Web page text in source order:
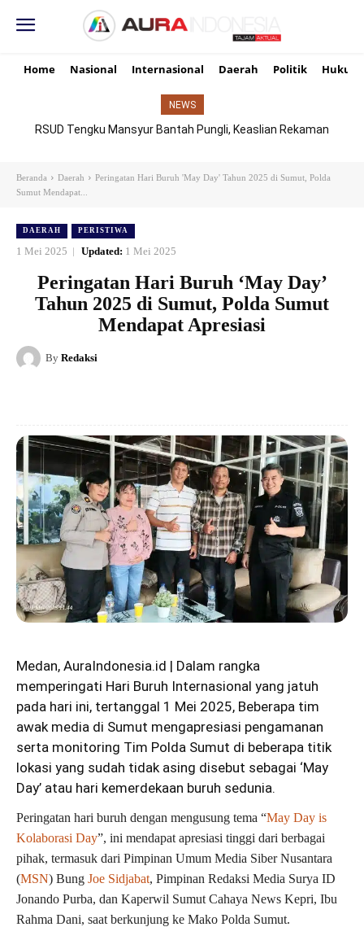
Home Nasional Internasional Daerah Politik Hukum
NEWS
RSUD Tengku Mansyur Bantah Pungli, Keaslian Rekaman
Beranda Daerah
Peringatan Hari Buruh 'May Day' Tahun 2025 di Sumut, Polda
Sumut Mendapat...
DAERAH PERISTIWA
1 Mei 2025 Updated: 1 Mei 2025
Peringatan Hari Buruh ‘May Day’
Tahun 2025 di Sumut, Polda Sumut
Mendapat Apresiasi
By Redaksi
Medan, AuraIndonesia.id | Dalam rangka
memperingati Hari Buruh Internasional yang jatuh
pada hari ini, tertanggal 1 Mei 2025, Beberapa tim
awak media di Sumut mengapresiasi pengamanan
serta monitoring Tim Polda Sumut di beberapa titik
lokasi yang sudah tidak asing disebut sebagai ‘May
Day’ atau hari kemerdekaan buruh sedunia.
Peringatan hari buruh dengan mengusung tema “May Day is
Kolaborasi Day”, ini mendapat apresiasi tinggi dari berbagai
pihak, termasuk dari Pimpinan Umum Media Siber Nusantara
(MSN) Bung Joe Sidjabat, Pimpinan Redaksi Media Surya ID
Jonando Purba, dan Kaperwil Sumut Cahaya News Kepri, Ibu
Rahma Dani, saat berkunjung ke Mako Polda Sumut.